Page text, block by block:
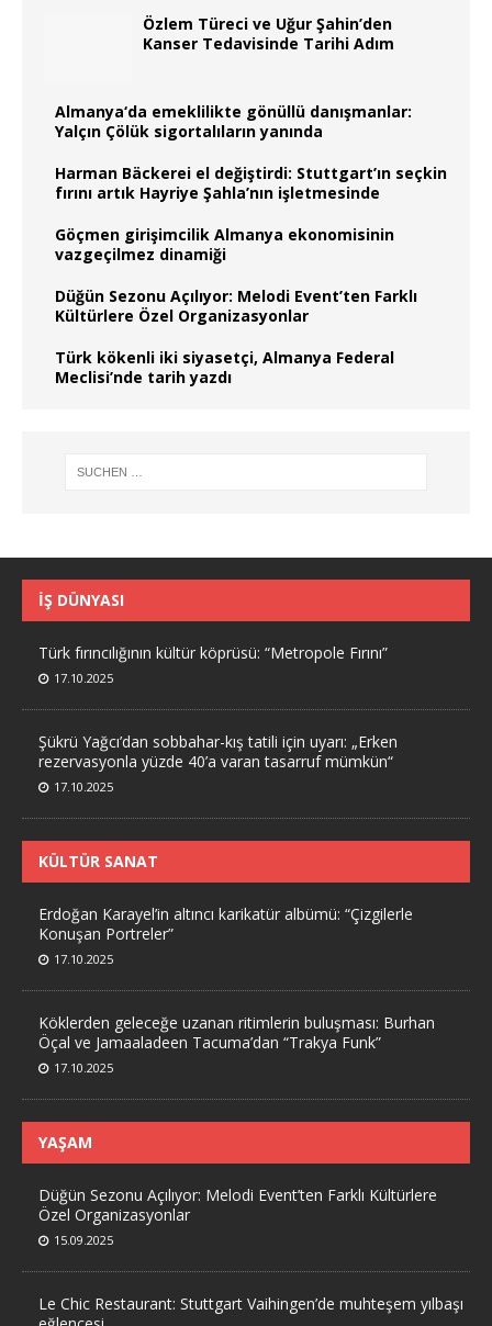
Özlem Türeci ve Uğur Şahin’den
Kanser Tedavisinde Tarihi Adım
Almanya‘da emeklilikte gönüllü danışmanlar:
Yalçın Çölük sigortalıların yanında
Harman Bäckerei el değiştirdi: Stuttgart’ın seçkin
fırını artık Hayriye Şahla’nın işletmesinde
Göçmen girişimcilik Almanya ekonomisinin
vazgeçilmez dinamiği
Düğün Sezonu Açılıyor: Melodi Event’ten Farklı
Kültürlere Özel Organizasyonlar
Türk kökenli iki siyasetçi, Almanya Federal
Meclisi’nde tarih yazdı
İŞ DÜNYASI
Türk fırıncılığının kültür köprüsü: “Metropole Fırını”
17.10.2025
Şükrü Yağcı’dan sobbahar-kış tatili için uyarı: „Erken
rezervasyonla yüzde 40’a varan tasarruf mümkün“
17.10.2025
KÜLTÜR SANAT
Erdoğan Karayel’in altıncı karikatür albümü: “Çizgilerle
Konuşan Portreler”
17.10.2025
Köklerden geleceğe uzanan ritimlerin buluşması: Burhan
Öçal ve Jamaaladeen Tacuma’dan “Trakya Funk”
17.10.2025
YAŞAM
Düğün Sezonu Açılıyor: Melodi Event’ten Farklı Kültürlere
Özel Organizasyonlar
15.09.2025
Le Chic Restaurant: Stuttgart Vaihingen’de muhteşem yılbaşı